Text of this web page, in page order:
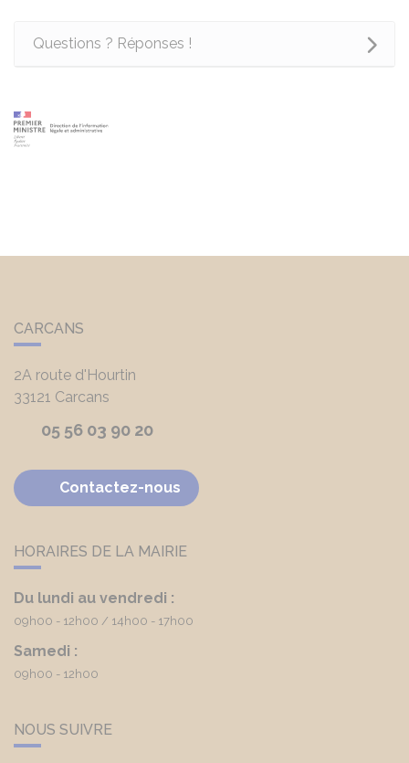
Questions ? Réponses !
CARCANS
2A route d'Hourtin
33121 Carcans
05 56 03 90 20
Contactez-nous
HORAIRES DE LA MAIRIE
Du lundi au vendredi :
09h00 - 12h00 14h00 - 17h00
Samedi :
09h00 - 12h00
NOUS SUIVRE